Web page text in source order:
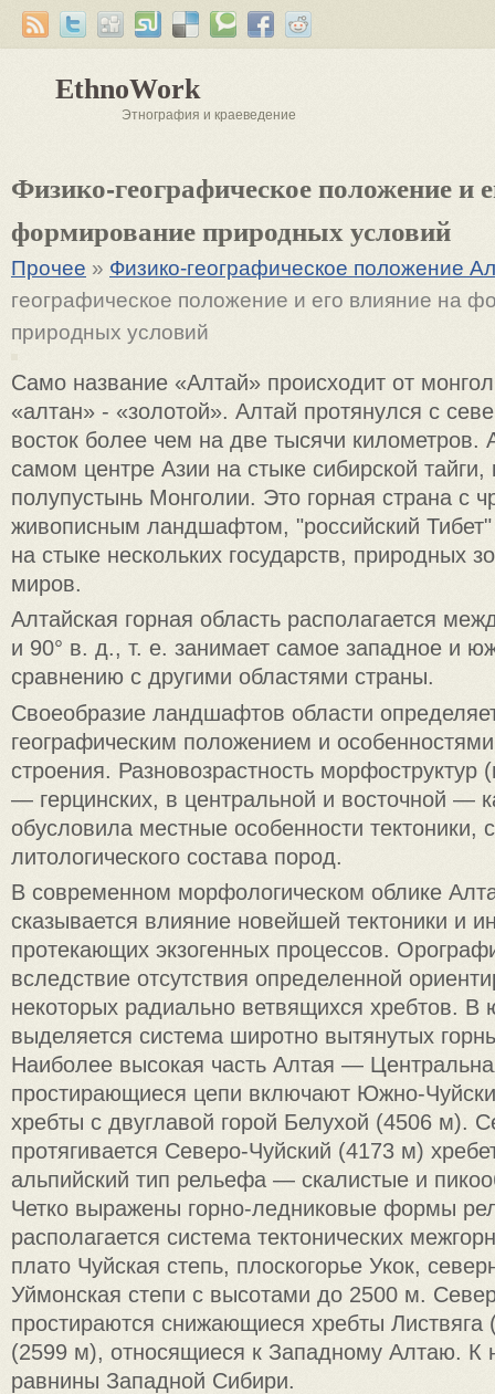
EthnoWork
Этнография и краеведение
Физико-географическое положение и
формирование природных условий
Прочее » Физико-географическое положение
географическое положение и его влияние на
природных условий
Само название «Алтай» происходит от
«алтан» - «золотой». Алтай протянулся с
восток более чем на две тысячи километров.
самом центре Азии на стыке сибирской тайги,
полупустынь Монголии. Это горная страна с
живописным ландшафтом, "российский
на стыке нескольких государств, природных
миров.
Алтайская горная область располагается
и 90° в. д., т. е. занимает самое западное и
сравнению с другими областями страны.
Своеобразие ландшафтов области
географическим положением и особенностями
строения. Разновозрастность морфоструктур
— герцинских, в центральной и восточной —
обусловила местные особенности тектоники,
литологического состава пород.
В современном морфологическом облике
сказывается влияние новейшей тектоники и
протекающих экзогенных процессов.
вследствие отсутствия определенной
некоторых радиально ветвящихся хребтов. В
выделяется система широтно вытянутых
Наиболее высокая часть Алтая —
простирающиеся цепи включают Южно-
хребты с двуглавой горой Белухой (4506 м).
протягивается Северо-Чуйский (4173 м)
альпийский тип рельефа — скалистые и
Четко выражены горно-ледниковые формы
располагается система тектонических
плато Чуйская степь, плоскогорье Укок,
Уймонская степи с высотами до 2500 м.
простираются снижающиеся хребты Листвяга
(2599 м), относящиеся к Западному Алтаю. К
равнины Западной Сибири.